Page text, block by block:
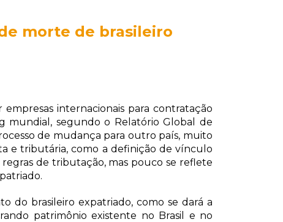
morte de brasileiro
internacionais para contratação
segundo o Relatório Global de
de mudança para outro país, muito
e tributária, como a definição de vínculo
de tributação, mas pouco se reflete
do brasileiro expatriado, como se dará a
patrimônio existente no Brasil e no